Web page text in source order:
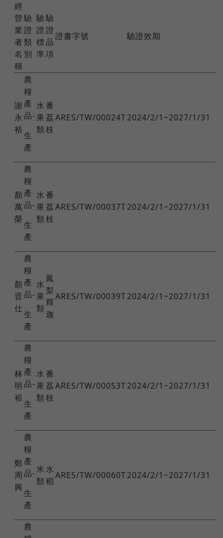
經
營
業
者
名
稱
驗
證
類
別
驗
證
標
準
驗
證
品
項
證書字號 驗證效期
謝
永
裕
農
糧
產
品-
生
產
水
果
類
番
荔
枝
ARES/TW/00024T2024/2/1~2027/1/31
顏
萬
榮
農
糧
產
品-
生
產
水
果
類
番
荔
枝
ARES/TW/00037T2024/2/1~2027/1/31
顏
晋
仕
農
糧
產
品-
生
產
水
果
類
鳳
梨
釋
迦
ARES/TW/00039T2024/2/1~2027/1/31
林
明
裕
農
糧
產
品-
生
產
水
果
類
番
荔
枝
ARES/TW/00053T2024/2/1~2027/1/31
鄭
周
興
農
糧
產
品-
生
產
米
類
水
稻
ARES/TW/00060T2024/2/1~2027/1/31
農